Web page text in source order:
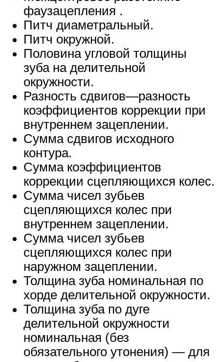
фаузацепления .
Питч диаметральный.
Питч окружной.
Половина угловой толщины
зуба на делительной
окружности.
Разность сдвигов—разность
коэффициентов коррекции при
внутреннем зацеплении.
Сумма сдвигов исходного
контура.
Сумма коэффициентов
коррекции сцепляющихся колес.
Сумма чисел зубьев
сцепляющихся колес при
внутреннем зацеплении.
Сумма чисел зубьев
сцепляющихся колес при
наружном зацеплении.
Толщина зуба номинальная по
хорде делительной окружности.
Толщина зуба по дуге
делительной окружности
номинальная (без
обязательного утонения) — для